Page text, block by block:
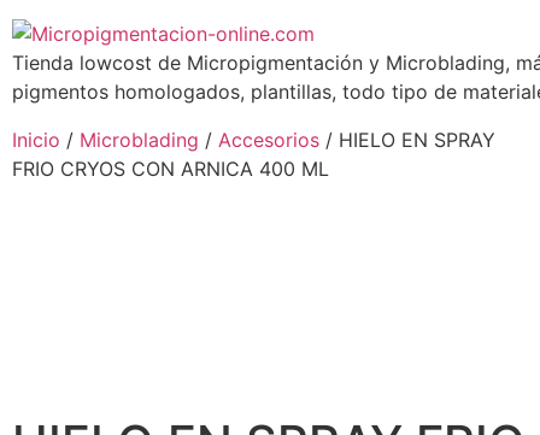
Tienda lowcost de Micropigmentación y Microblading,
pigmentos homologados, plantillas, todo tipo de
Inicio / Microblading / Accesorios / HIELO EN SPRAY
FRIO CRYOS CON ARNICA 400 ML